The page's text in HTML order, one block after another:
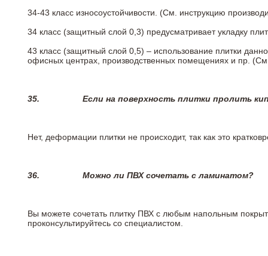
34-43 класс износоустойчивости. (См. инструкцию
34 класс (защитный слой 0,3) предусматривает укладку
43 класс (защитный слой 0,5) – использование плитки
офисных центрах, производственных помещениях и пр.
35. Если на поверхность плитки пролить
Нет, деформации плитки не происходит, так как это
36. Можно ли ПВХ сочетать с ламинатом?
Вы можете сочетать плитку ПВХ с любым напольным
проконсультируйтесь со специалистом.